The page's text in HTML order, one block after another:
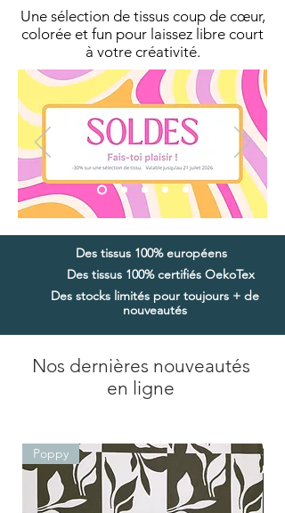
Une sélection de tissus coup de cœur,
colorée et fun pour laissez libre court
à votre créativité.
Des tissus 100% européens
Des tissus 100% certifiés OekoTex
Des stocks limités pour toujours + de
nouveautés
Nos dernières nouveautés
en ligne
Poppy